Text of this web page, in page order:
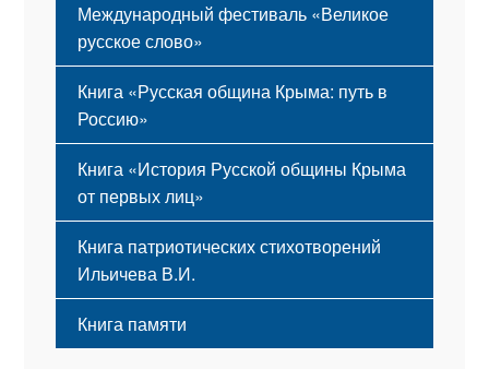
Международный фестиваль «Великое
русское слово»
Книга «Русская община Крыма: путь в
Россию»
Книга «История Русской общины Крыма
от первых лиц»
Книга патриотических стихотворений
Ильичева В.И.
Книга памяти